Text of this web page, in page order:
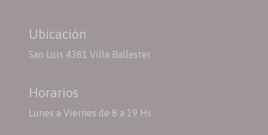
Ubicación
San Luis 4381 Villa Ballester
Horarios
Lunes a Viernes de 8 a 19 Hs